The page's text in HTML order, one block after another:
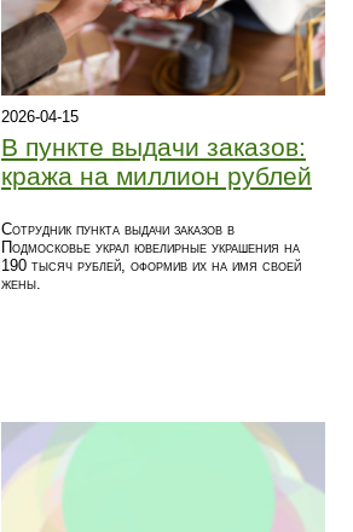
2026-04-15
В пункте выдачи заказов:
кража на миллион рублей
Сотрудник пункта выдачи заказов в
Подмосковье украл ювелирные украшения на
190 тысяч рублей, оформив их на имя своей
жены.